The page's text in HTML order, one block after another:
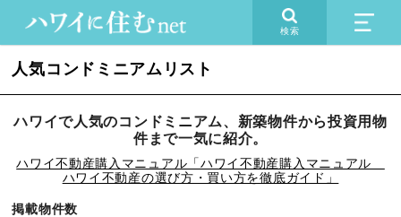
検索
人気コンドミニアムリスト
ハワイで人気のコンドミニアム、新築物件から投資用物
件まで一気に紹介。
ハワイ不動産購入マニュアル「ハワイ不動産購入マニュアル
ハワイ不動産の選び方・買い方を徹底ガイド」
掲載物件数